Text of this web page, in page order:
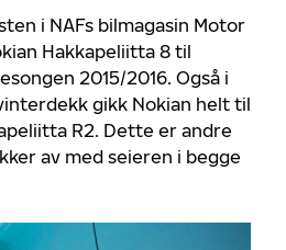
i NAFs bilmagasin Motor
Hakkapeliitta 8 til
2015/2016. Også i
gikk Nokian helt til
R2. Dette er andre
av med seieren i begge